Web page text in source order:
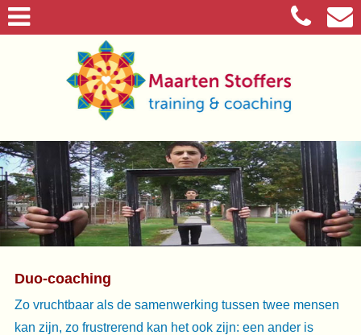
Duo-coaching
Zo vruchtbaar als de samenwerking tussen twee mensen
kan zijn, zo frustrerend kan het ook zijn: een ander is